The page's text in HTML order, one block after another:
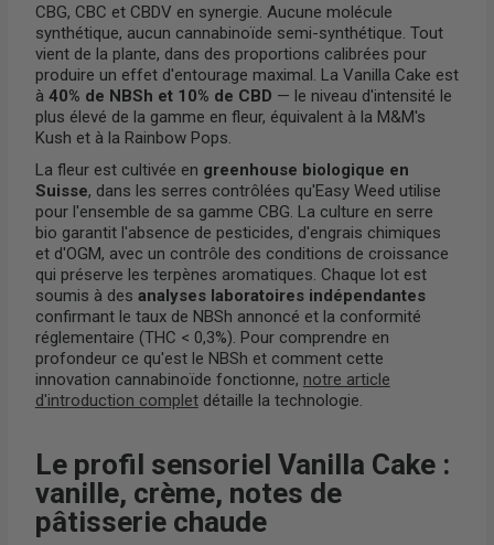
CBG, CBC et CBDV en synergie. Aucune molécule
synthétique, aucun cannabinoïde semi-synthétique. Tout
vient de la plante, dans des proportions calibrées pour
produire un effet d'entourage maximal. La Vanilla Cake est
à 40% de NBSh et 10% de CBD — le niveau d'intensité le
plus élevé de la gamme en fleur, équivalent à la M&M's
Kush et à la Rainbow Pops.
La fleur est cultivée en greenhouse biologique en
Suisse, dans les serres contrôlées qu'Easy Weed utilise
pour l'ensemble de sa gamme CBG. La culture en serre
bio garantit l'absence de pesticides, d'engrais chimiques
et d'OGM, avec un contrôle des conditions de croissance
qui préserve les terpènes aromatiques. Chaque lot est
soumis à des analyses laboratoires indépendantes
confirmant le taux de NBSh annoncé et la conformité
réglementaire (THC < 0,3%). Pour comprendre en
profondeur ce qu'est le NBSh et comment cette
innovation cannabinoïde fonctionne, notre article
d'introduction completdétaille la technologie.
Le profil sensoriel Vanilla Cake :
vanille, crème, notes de
pâtisserie chaude